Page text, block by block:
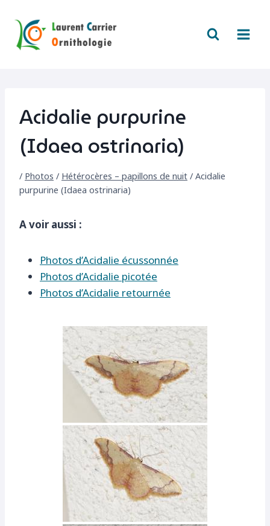
contenu
Acidalie purpurine
(Idaea ostrinaria)
/ Photos / Hétérocères – papillons de nuit / Acidalie
purpurine (Idaea ostrinaria)
A voir aussi :
Photos d’Acidalie écussonnée
Photos d’Acidalie picotée
Photos d’Acidalie retournée